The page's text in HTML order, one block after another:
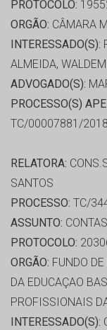
PROTOCOLO:
ORGÃO: CÂMARA
INTERESSADO(S):
ALMEIDA,
ADVOGADO(S):
PROCESSO(S)
TC/00007881/2018
RELATORA:
SANTOS
PROCESSO: TC/
ASSUNTO:
PROTOCOLO:
ORGÃO: FUNDO
DA EDUCAÇAO
PROFISSIONAIS
INTERESSADO(S):